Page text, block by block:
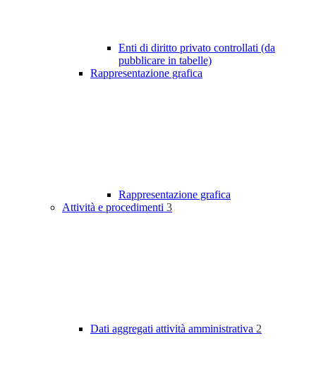
Enti di diritto privato controllati (da
pubblicare in tabelle)
Rappresentazione grafica
Rappresentazione grafica
Attività e procedimenti 3
Dati aggregati attività amministrativa 2